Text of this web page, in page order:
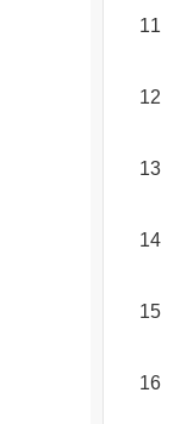
11
12
13
14
15
16